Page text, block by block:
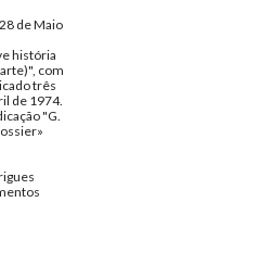
de Maio
história
com
três
de 1974.
"G.